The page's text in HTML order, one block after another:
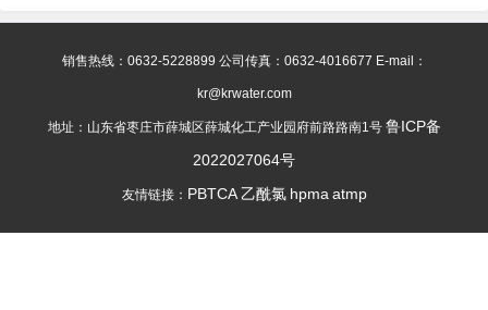
销售热线：0632-5228899 公司传真：0632-4016677 E-mail：
kr@krwater.com
地址：山东省枣庄市薛城区薛城化工产业园府前路路南1号 鲁ICP备
2022027064号
友情链接： PBTCA 乙酰氯 hpma atmp